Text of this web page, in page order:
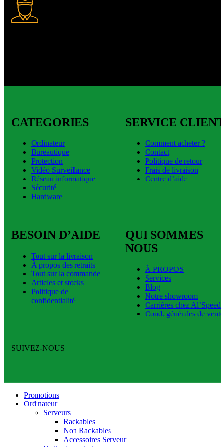
CATEGORIES
Ordinateur
Bureautique
Protection
Vidéo Surveillance
Réseau informatique
Sécurité
Hardware
SERVICE
Comment acheter ?
Contact
Politique de retour
Frais de livraison
Centre d’aide
BESOIN D’AIDE
Tout sur la livraison
À propos des retraits
Tout sur la commande
Articles et stocks
Politique de
confidentialité
QUI SOMMES
NOUS
À PROPOS
Services
Blog
Notre showroom
Carrières chez Al’Speed
Cond. générales de
SUIVEZ-NOUS
Promotions
Ordinateur
Serveurs
Rackables
Non Rackables
Accessoires Serveur